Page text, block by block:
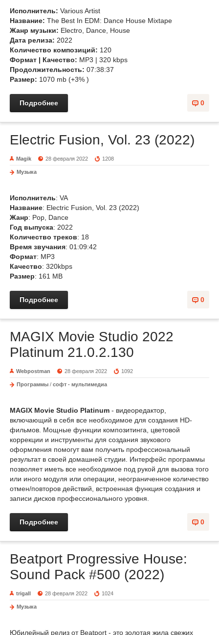
Исполнитель: Various Artist
Название: The Best In EDM: Dance House Mixtape
Жанр музыки: Electro, Dance, House
Дата релиза: 2022
Количество композиций: 120
Формат | Качество: MP3 | 320 kbps
Продолжительность: 07:38:37
Размер: 1070 mb (+3% )
0
Подробнее
Electric Fusion, Vol. 23 (2022)
Magik 28 февраля 2022 1208
Музыка
Исполнитель: VA
Название: Electric Fusion, Vol. 23 (2022)
Жанр: Pop, Dance
Год выпуска: 2022
Количество треков: 18
Время звучания: 01:09:42
Формат: MP3
Качество: 320kbps
Размер: 161 MB
0
Подробнее
MAGIX Movie Studio 2022
Platinum 21.0.2.130
Webpostman 28 февраля 2022 1092
Программы / софт - мультимедиа
MAGIX Movie Studio Platinum - видеоредактор,
включающий в себя все необходимое для создания HD-
фильмов. Мощные функции композитинга, цветовой
коррекции и инструменты для создания звукового
оформления помогут вам получить профессиональный
результат в своей домашней студии. Интерфейс программы
позволяет иметь все необходимое под рукой для вызова того
или иного модуля или операции, неограниченное количество
отмен/повторов действий, встроенная функция создания и
записи дисков профессионального уровня.
0
Подробнее
Beatport Progressive House:
Sound Pack #500 (2022)
trigall 28 февраля 2022 1024
Музыка
Юбилейный релиз от Beatport - это золотая жила свежих